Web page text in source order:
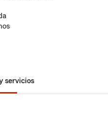
servicios